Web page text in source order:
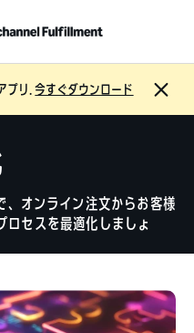
プリ.今すぐダウンロード
C
、オンライン注文からお客様
ロセスを最適化しましょ